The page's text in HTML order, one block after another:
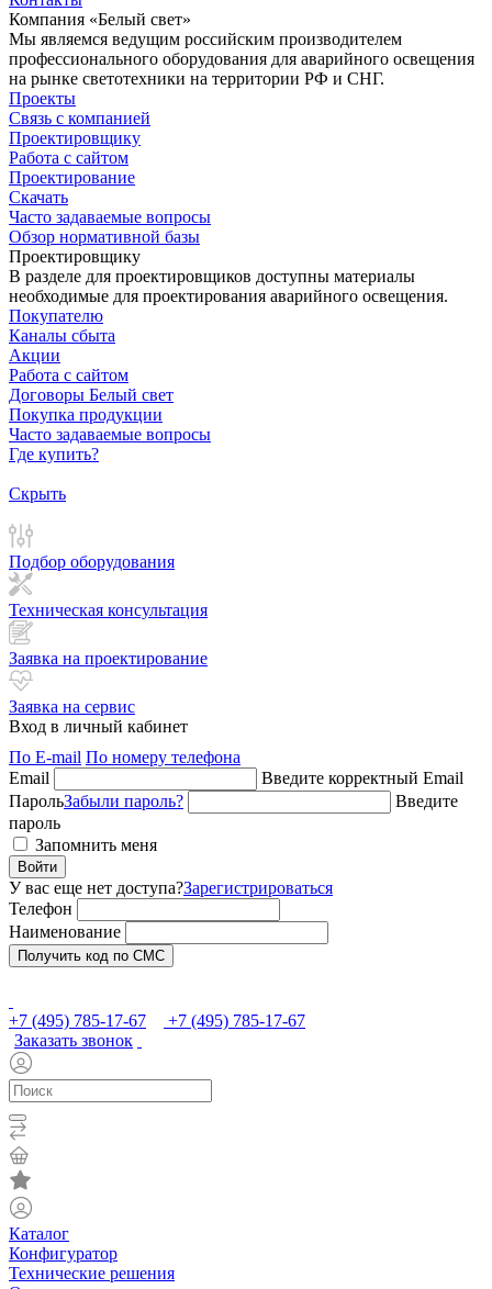
Компания «Белый свет»
Мы являемся ведущим российским производителем
профессионального оборудования для аварийного освещения
на рынке светотехники на территории РФ и СНГ.
Проекты
Связь с компанией
Проектировщику
Работа с сайтом
Проектирование
Скачать
Часто задаваемые вопросы
Обзор нормативной базы
Проектировщику
В разделе для проектировщиков доступны материалы
необходимые для проектирования аварийного освещения.
Покупателю
Каналы сбыта
Акции
Работа с сайтом
Договоры Белый свет
Покупка продукции
Часто задаваемые вопросы
Где купить?
Скрыть
Подбор оборудования
Техническая консультация
Заявка на проектирование
Заявка на сервис
Вход в личный кабинет
По E-mail По номеру телефона
Email
Введите корректный Email
ПарольЗабыли пароль?
Введите
пароль
Запомнить меня
Войти
У вас еще нет доступа?Зарегистрироваться
Телефон
Наименование
Получить код по СМС
+7 (495) 785-17-67
+7 (495) 785-17-67
Заказать звонок
Каталог
Конфигуратор
Технические решения